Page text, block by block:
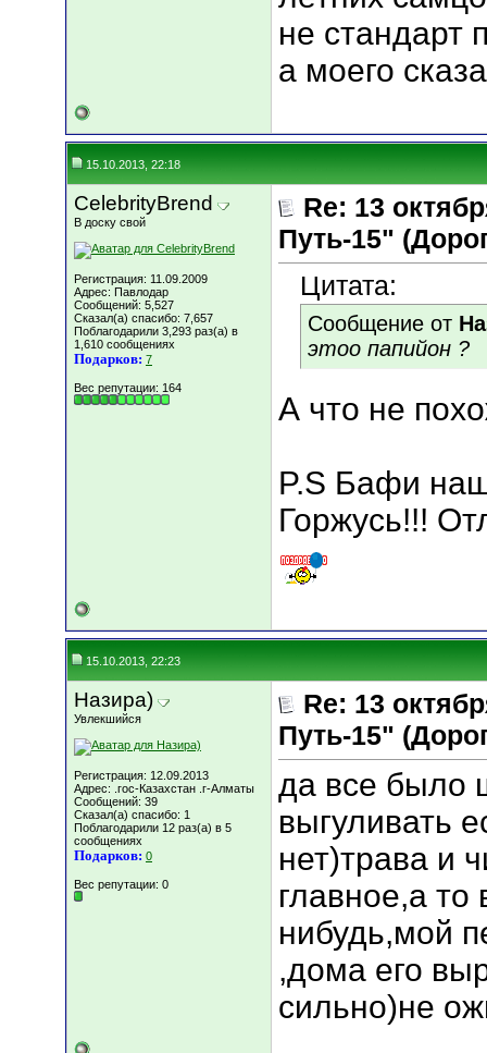
не стандарт
а моего
15.10.2013, 22:18
CelebrityBrend
В доску свой
Регистрация: 11.09.2009
Адрес: Павлодар
Сообщений: 5,527
Сказал(а) спасибо: 7,657
Поблагодарили 3,293 раз(а) в
1,610 сообщениях
Подарков: 7
Вес репутации: 164
Re: 13
Путь-15"
Цитата:
Сообщение от
этоо папийон ?
А что не
P.S Бафи
Горжусь!!!
15.10.2013, 22:23
Назира)
Увлекшийся
Регистрация: 12.09.2013
Адрес: .гос-Казахстан .г-Алматы
Сообщений: 39
Сказал(а) спасибо: 1
Поблагодарили 12 раз(а) в 5
сообщениях
Подарков: 0
Вес репутации: 0
Re: 13
Путь-15"
да все было
выгуливать
нет)трава и
главное,а то
нибудь,мой
,дома его
сильно)не